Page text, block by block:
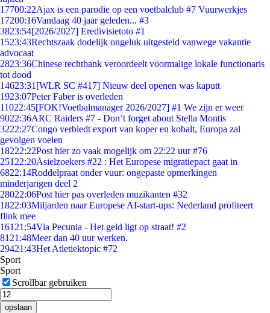
17700:22Ajax is een parodie op een voetbalclub #7 Vuurwerkjes
17200:16Vandaag 40 jaar geleden... #3
3823:54[2026/2027] Eredivisietoto #1
1523:43Rechtszaak dodelijk ongeluk uitgesteld vanwege vakantie
advocaat
2823:36Chinese rechtbank veroordeelt voormalige lokale functionaris
tot dood
14623:31 [WLR SC #417] Nieuw deel openen was kaputt
1923:07Peter Faber is overleden
11022:45[FOK!Voetbalmanager 2026/2027] #1 We zijn er weer
9022:36ARC Raiders #7 - Don’t forget about Stella Montis
3222:27Congo verbiedt export van koper en kobalt, Europa zal
gevolgen voelen
18222:22Post hier zo vaak mogelijk om 22:22 uur #76
251 22:20Asielzoekers #22 : Het Europese migratiepact gaat in
6822:14Roddelpraat onder vuur: ongepaste opmerkingen
minderjarigen deel 2
28022:06Post hier pas overleden muzikanten #32
1822:03Miljarden naar Europese AI-start-ups: Nederland profiteert
flink mee
161 21:54Via Pecunia - Het geld ligt op straat! #2
81 21:48Meer dan 40 uur werken.
29421:43Het Atletiektopic #72
Sport
Sport
Scrollbar gebruiken
opslaan